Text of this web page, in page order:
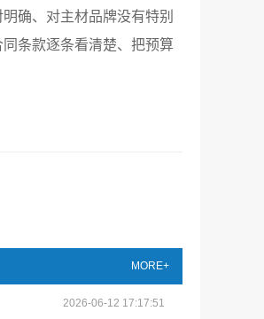
确、对主材品牌没有特别
条款逐条看清楚、把预算
MORE+
2026-06-12 17:17:51